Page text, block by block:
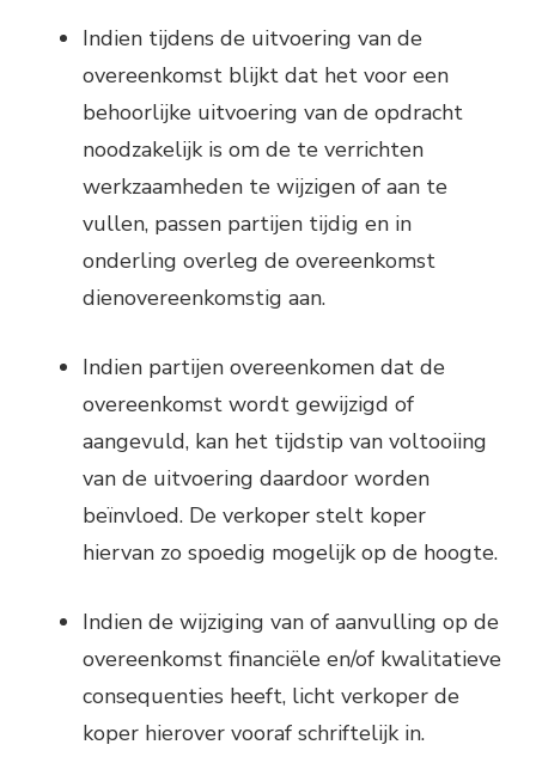
Indien tijdens de uitvoering van de
overeenkomst blijkt dat het voor een
behoorlijke uitvoering van de opdracht
noodzakelijk is om de te verrichten
werkzaamheden te wijzigen of aan te
vullen, passen partijen tijdig en in
onderling overleg de overeenkomst
dienovereenkomstig aan.
Indien partijen overeenkomen dat de
overeenkomst wordt gewijzigd of
aangevuld, kan het tijdstip van voltooiing
van de uitvoering daardoor worden
beïnvloed. De verkoper stelt koper
hiervan zo spoedig mogelijk op de hoogte.
Indien de wijziging van of aanvulling op de
overeenkomst financiële en/of kwalitatieve
consequenties heeft, licht verkoper de
koper hierover vooraf schriftelijk in.